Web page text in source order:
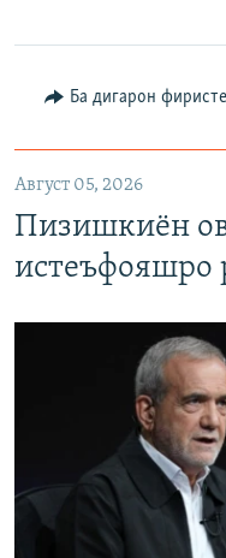
Ба дигарон
Август 05, 2026
Пизишкиён
истеъфояшро